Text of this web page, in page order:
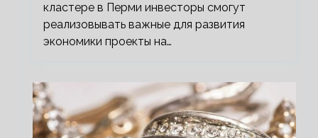
кластере в Перми инвесторы смогут
реализовывать важные для развития
экономики проекты на…